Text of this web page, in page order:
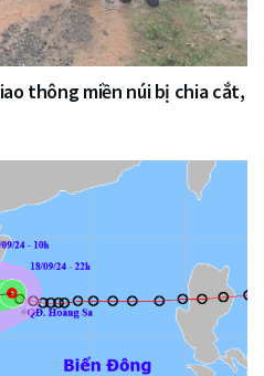
thông miền núi bị chia cắt,